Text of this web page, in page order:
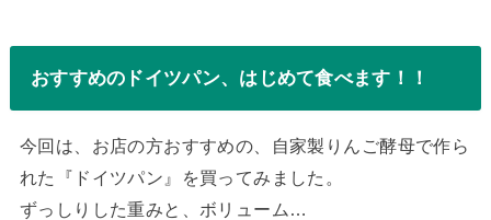
おすすめのドイツパン、はじめて食べます！！
今回は、お店の方おすすめの、自家製りんご酵母で作ら
れた『ドイツパン』を買ってみました。
ずっしりした重みと、ボリューム…